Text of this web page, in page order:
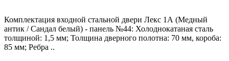
Комплектация входной стальной двери Лекс 1А (Медный
антик / Сандал белый) - панель №44: Холоднокатаная сталь
толщиной: 1,5 мм; Толщина дверного полотна: 70 мм, короба:
85 мм; Ребра ..